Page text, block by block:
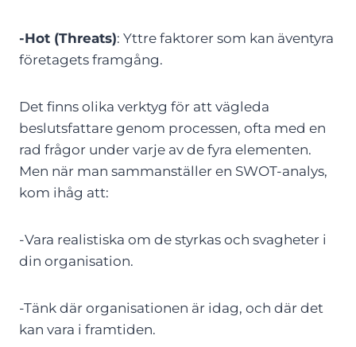
-Hot (Threats): Yttre faktorer som kan äventyra
företagets framgång.
Det finns olika verktyg för att vägleda
beslutsfattare genom processen, ofta med en
rad frågor under varje av de fyra elementen.
Men när man sammanställer en SWOT-analys,
kom ihåg att:
-Vara realistiska om de styrkas och svagheter i
din organisation.
-Tänk där organisationen är idag, och där det
kan vara i framtiden.